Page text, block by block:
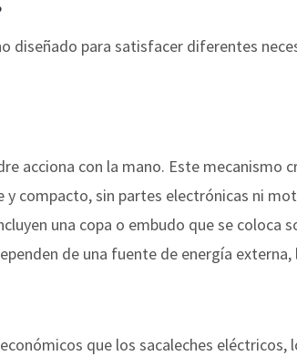
diseñado para satisfacer diferentes
acciona con la mano. Este mecanismo
y compacto, sin partes electrónicas ni
una copa o embudo que se coloca
de una fuente de energía
que los sacaleches eléctricos,